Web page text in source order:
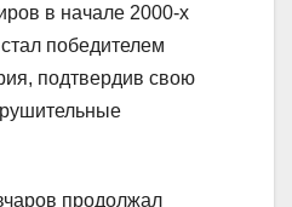
в начале 2000-х
победителем
подтвердив свою
продолжал